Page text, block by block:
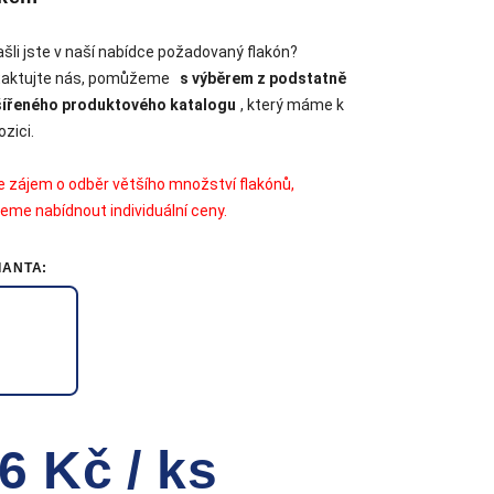
jste v naší nabídce požadovaný flakón?
nás, pomůžeme
s výběrem z podstatně
produktového katalogu , který máme k
zájem o odběr většího množství flakónů,
nabídnout individuální ceny.
Kč / ks